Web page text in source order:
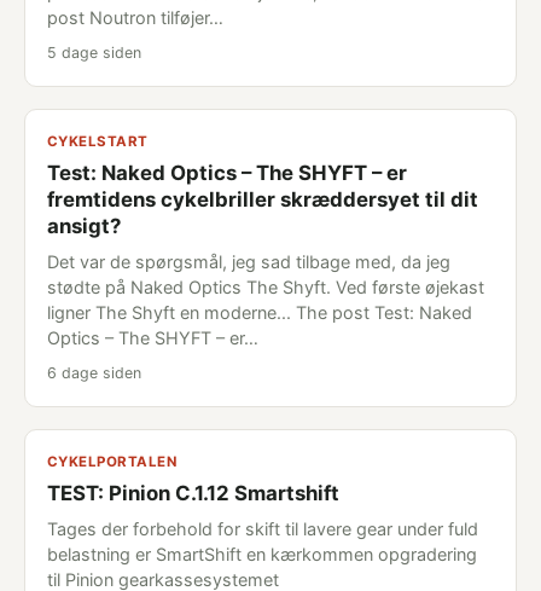
post Noutron tilføjer…
5 dage siden
CYKELSTART
Test: Naked Optics – The SHYFT – er
fremtidens cykelbriller skræddersyet til dit
ansigt?
Det var de spørgsmål, jeg sad tilbage med, da jeg
stødte på Naked Optics The Shyft. Ved første øjekast
ligner The Shyft en moderne... The post Test: Naked
Optics – The SHYFT – er…
6 dage siden
CYKELPORTALEN
TEST: Pinion C.1.12 Smartshift
Tages der forbehold for skift til lavere gear under fuld
belastning er SmartShift en kærkommen opgradering
til Pinion gearkassesystemet